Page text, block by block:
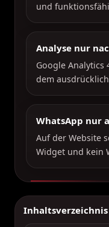
und
Analyse nur
Google Analytics
dem
WhatsApp nur
Auf der Website
Widget und kein
Inhaltsverzeichnis